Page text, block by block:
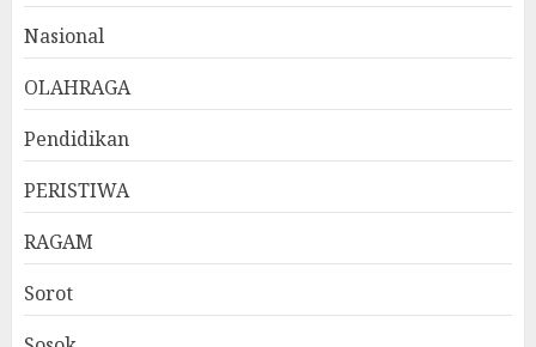
Nasional
OLAHRAGA
Pendidikan
PERISTIWA
RAGAM
Sorot